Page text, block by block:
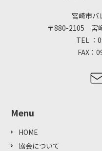
宮崎市バ
〒880-2105 宮
TEL ：
FAX：
Menu
HOME
協会について